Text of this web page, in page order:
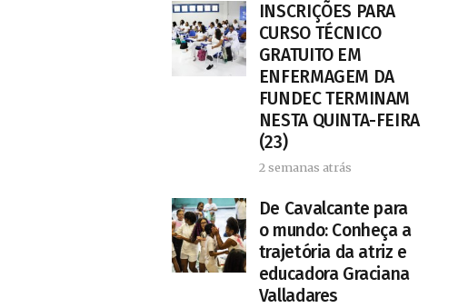
INSCRIÇÕES PARA
CURSO TÉCNICO
GRATUITO EM
ENFERMAGEM DA
FUNDEC TERMINAM
NESTA QUINTA-FEIRA
(23)
2 semanas atrás
De Cavalcante para
o mundo: Conheça a
trajetória da atriz e
educadora Graciana
Valladares